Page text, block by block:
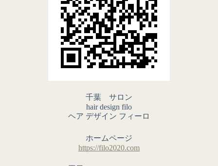
千葉 サロン
hair design filo
ヘア デザイン フィーロ
ホームページ
https://filo2020.com